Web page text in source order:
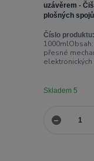
uzávěrem -
plošných spojů
Číslo produktu:
přesné
elektronických
Skladem 5